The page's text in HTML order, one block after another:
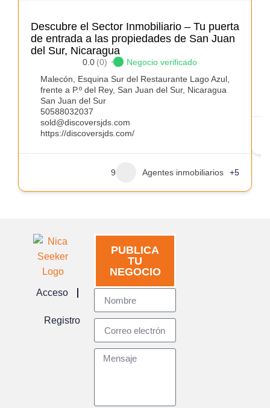
Descubre el Sector Inmobiliario – Tu puerta
de entrada a las propiedades de San Juan
del Sur, Nicaragua
0.0 (0)
Negocio verificado
Malecón, Esquina Sur del Restaurante Lago Azul,
frente a P.º del Rey, San Juan del Sur, Nicaragua
San Juan del Sur
50588032037
sold@discoversjds.com
https://discoversjds.com/
9 Agentes inmobiliarios +5
Acceso
Registro
PUBLICA
TU
NEGOCIO